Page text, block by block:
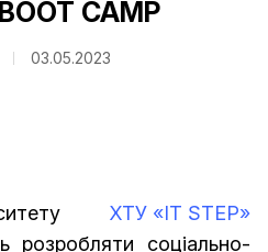
CAMP
03.05.2023
ХТУ «IT STEP»
розробляти соціально-